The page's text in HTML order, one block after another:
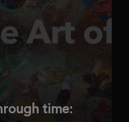
time: